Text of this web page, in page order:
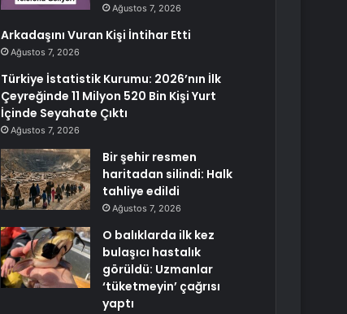
Ağustos 7, 2026
Arkadaşını Vuran Kişi İntihar Etti
Ağustos 7, 2026
Türkiye İstatistik Kurumu: 2026’nın İlk
Çeyreğinde 11 Milyon 520 Bin Kişi Yurt
İçinde Seyahate Çıktı
Ağustos 7, 2026
Bir şehir resmen
haritadan silindi: Halk
tahliye edildi
Ağustos 7, 2026
O balıklarda ilk kez
bulaşıcı hastalık
görüldü: Uzmanlar
‘tüketmeyin’ çağrısı
yaptı